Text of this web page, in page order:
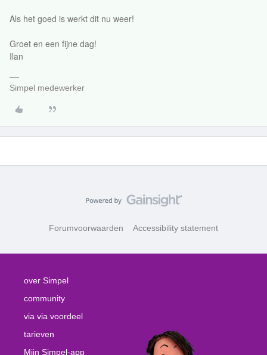
Als het goed is werkt dit nu weer!
Groet en een fijne dag!
Ilan
Simpel medewerker
Forumvoorwaarden Accessibility statement
over Simpel
community
via via voordeel
tarieven
Mijn Simpel-app